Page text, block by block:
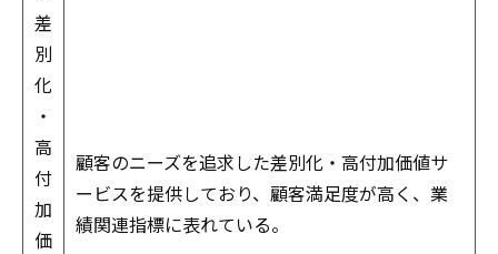
差
別
化
・
高
付
加
価
顧客のニーズを追求した差別化・高付加価値サ
ービスを提供しており、顧客満足度が高く、業
績関連指標に表れている。